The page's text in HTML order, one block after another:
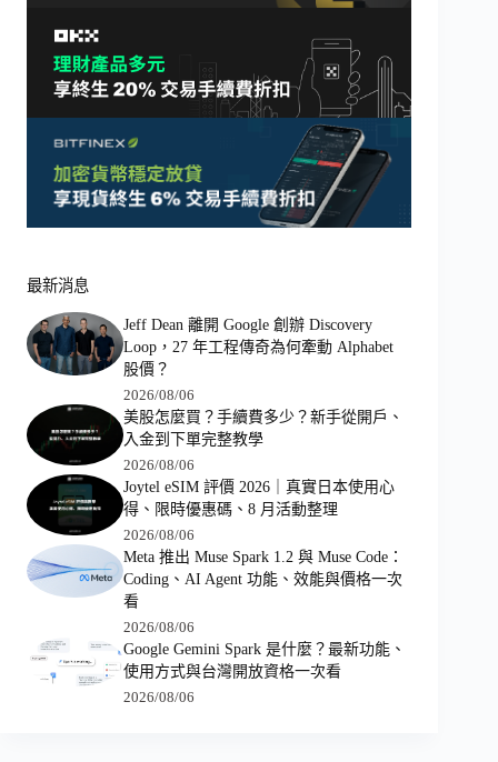
最新消息
Jeff Dean 離開 Google 創辦 Discovery
Loop，27 年工程傳奇為何牽動 Alphabet
股價？
2026/08/06
美股怎麼買？手續費多少？新手從開戶、
入金到下單完整教學
2026/08/06
Joytel eSIM 評價 2026｜真實日本使用心
得、限時優惠碼、8 月活動整理
2026/08/06
Meta 推出 Muse Spark 1.2 與 Muse Code：
Coding、AI Agent 功能、效能與價格一次
看
2026/08/06
Google Gemini Spark 是什麼？最新功能、
使用方式與台灣開放資格一次看
2026/08/06